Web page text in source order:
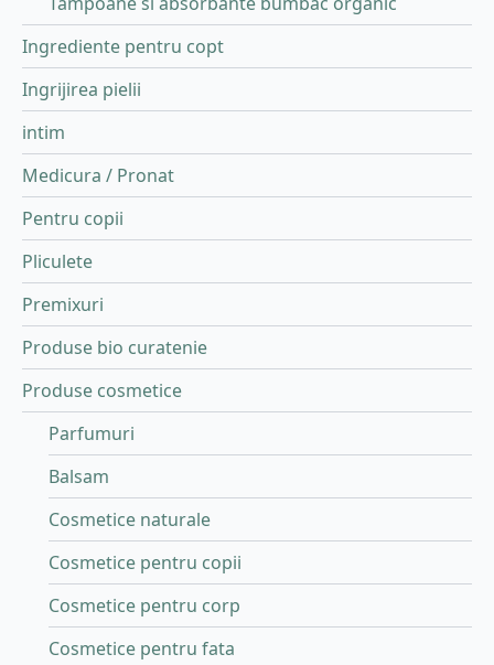
Ingrediente pentru copt
Ingrijirea pielii
intim
Medicura / Pronat
Pentru copii
Pliculete
Premixuri
Produse bio curatenie
Produse cosmetice
Parfumuri
Balsam
Cosmetice naturale
Cosmetice pentru copii
Cosmetice pentru corp
Cosmetice pentru fata